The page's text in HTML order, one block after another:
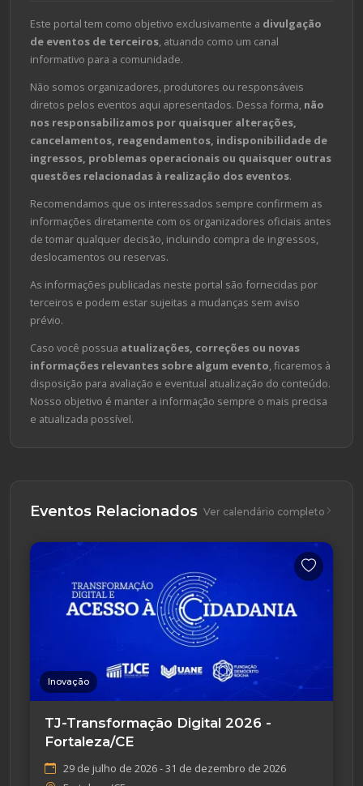
Este portal tem como objetivo exclusivamente a divulgação
de eventos de terceiros , atuando como um canal
informativo para a comunidade.
Não somos organizadores, produtores ou responsáveis
diretos pelos eventos aqui apresentados. Dessa forma, não
nos responsabilizamos por quaisquer alterações,
cancelamentos, reagendamentos, indisponibilidade de
ingressos, problemas operacionais ou quaisquer outras
questões relacionadas à realização dos eventos.
Recomendamos que os interessados sempre confirmem as
informações diretamente com os organizadores oficiais antes
de tomar qualquer decisão, incluindo compra de ingressos,
deslocamentos ou reservas.
As informações publicadas neste portal são fornecidas por
terceiros e podem estar sujeitas a mudanças sem aviso
prévio.
Caso você possua atualizações, correções ou novas
informações relevantes sobre algum evento , ficaremos à
disposição para avaliação e eventual atualização do conteúdo.
Nosso objetivo é manter a informação sempre o mais precisa
e atualizada possível.
Eventos Relacionados Ver calendário completo
Inovação
TJ-Transformação Digital 2026 -
Fortaleza/CE
29 de julho de 2026 - 31 de dezembro de 2026